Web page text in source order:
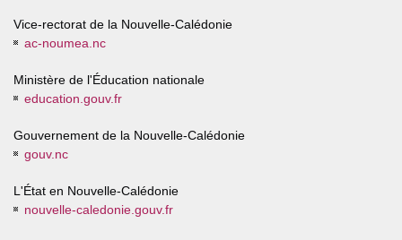
Vice-rectorat de la Nouvelle-Calédonie
ac-noumea.nc
Ministère de l'Éducation nationale
education.gouv.fr
Gouvernement de la Nouvelle-Calédonie
gouv.nc
L'État en Nouvelle-Calédonie
nouvelle-caledonie.gouv.fr